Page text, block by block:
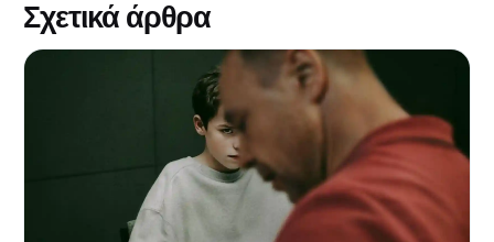
Σχετικά άρθρα